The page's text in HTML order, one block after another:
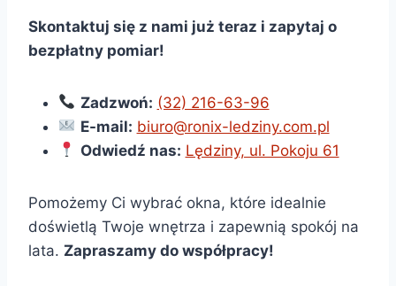
Skontaktuj się z nami już teraz i zapytaj o
bezpłatny pomiar!
Zadzwoń: (32) 216-63-96
E-mail: biuro@ronix-ledziny.com.pl
Odwiedź nas: Lędziny, ul. Pokoju 61
Pomożemy Ci wybrać okna, które idealnie
doświetlą Twoje wnętrza i zapewnią spokój na
lata. Zapraszamy do współpracy!